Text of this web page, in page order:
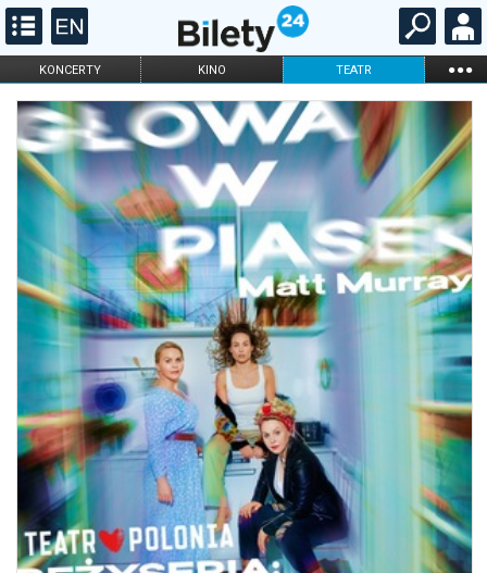
KONCERTY KINO TEATR ...
FILHARMONIA OPERA I BALET
STAND-UP
DLA DZIECI
ONLINE KARNETY